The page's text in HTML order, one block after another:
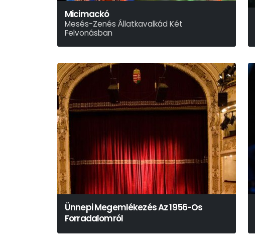
Micimackó
Mesés-Zenés Állatkavalkád Két
Felvonásban
Alan Alexander Milne
Ünnepi Megemlékezés Az 1956-Os
Forradalomról